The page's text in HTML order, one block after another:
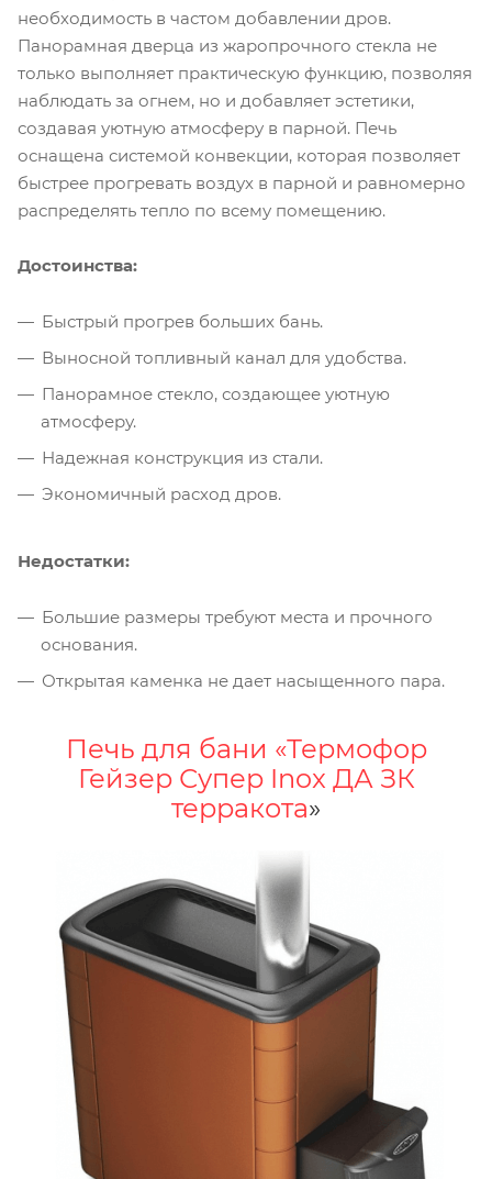
необходимость в частом добавлении дров.
Панорамная дверца из жаропрочного стекла не
только выполняет практическую функцию, позволяя
наблюдать за огнем, но и добавляет эстетики,
создавая уютную атмосферу в парной. Печь
оснащена системой конвекции, которая позволяет
быстрее прогревать воздух в парной и равномерно
распределять тепло по всему помещению.
Достоинства:
Быстрый прогрев больших бань.
Выносной топливный канал для удобства.
Панорамное стекло, создающее уютную
атмосферу.
Надежная конструкция из стали.
Экономичный расход дров.
Недостатки:
Большие размеры требуют места и прочного
основания.
Открытая каменка не дает насыщенного пара.
Печь для бани «Термофор
Гейзер Супер Inox ДА ЗК
терракота»